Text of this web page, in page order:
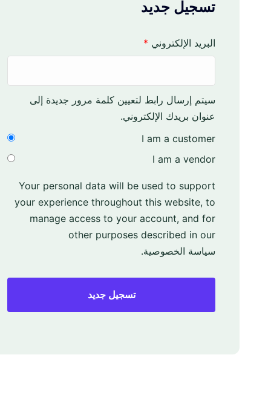
تسجيل جديد
البريد الإلكتروني*م
ط
ب
ة
سيتم إرسال رابط لتعيين كلمة مرور جديدة إلى
عنوان بريدك الإلكتروني.
I am a customer
I am a vendor
Your personal data will be used to support
your experience throughout this website, to
manage access to your account, and for
other purposes described in our
سياسة الخصوصية.
تسجيل جديد